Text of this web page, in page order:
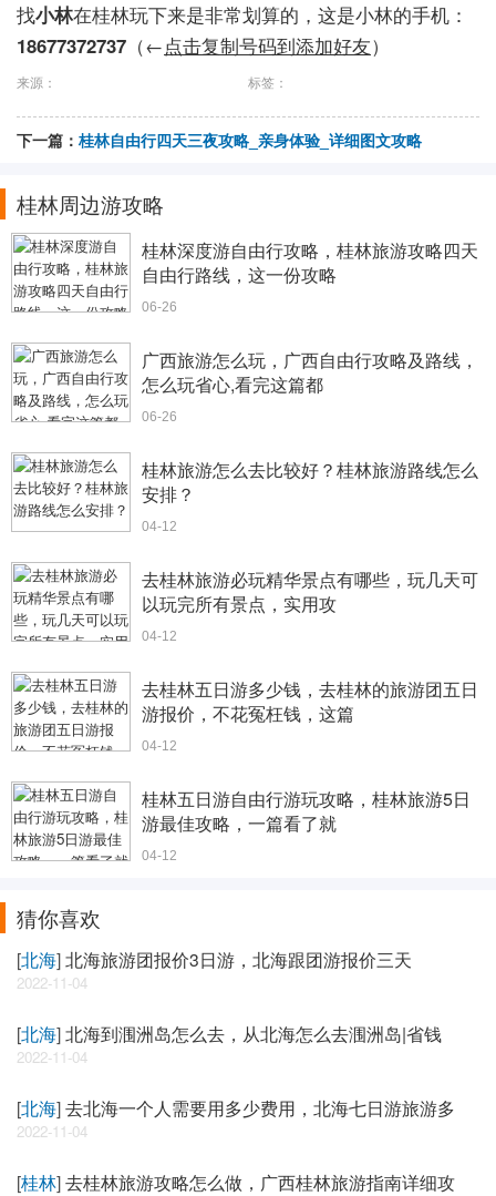
找小林在桂林玩下来是非常划算的，这是小林的手机：
18677372737 （←点击复制号码到添加好友）
来源： 标签：
下一篇： 桂林自由行四天三夜攻略_亲身体验_详细图文攻略
桂林周边游攻略
桂林深度游自由行攻略，桂林旅游攻略四天
自由行路线，这一份攻略
06-26
广西旅游怎么玩，广西自由行攻略及路线，
怎么玩省心,看完这篇都
06-26
桂林旅游怎么去比较好？桂林旅游路线怎么
安排？
04-12
去桂林旅游必玩精华景点有哪些，玩几天可
以玩完所有景点，实用攻
04-12
去桂林五日游多少钱，去桂林的旅游团五日
游报价，不花冤枉钱，这篇
04-12
桂林五日游自由行游玩攻略，桂林旅游5日
游最佳攻略，一篇看了就
04-12
猜你喜欢
[北海]北海旅游团报价3日游，北海跟团游报价三天
2022-11-04
[北海]北海到涠洲岛怎么去，从北海怎么去涠洲岛|省钱
2022-11-04
[北海]去北海一个人需要用多少费用，北海七日游旅游多
2022-11-04
[桂林]去桂林旅游攻略怎么做，广西桂林旅游指南详细攻